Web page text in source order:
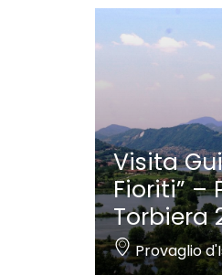
Visita
Fioriti” –
Torbiera
Provaglio